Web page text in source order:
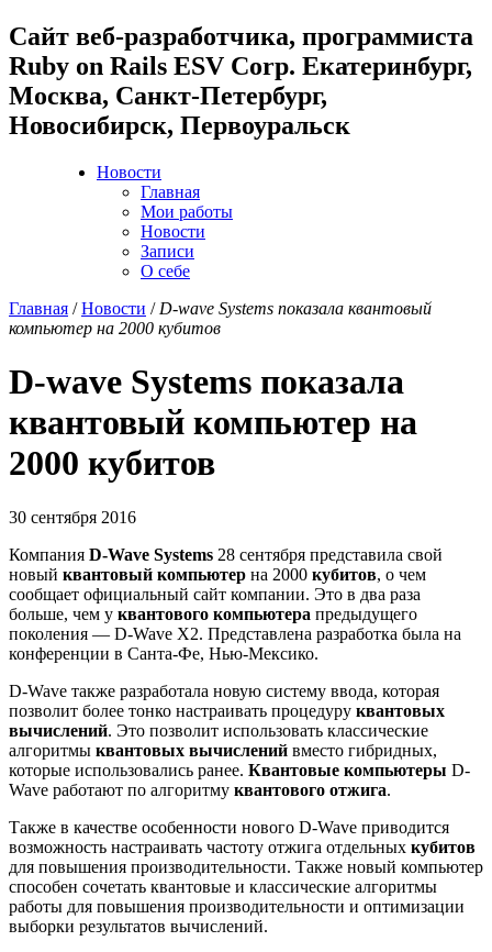
Cайт веб-разработчика, программиста
Ruby on Rails ESV Corp. Екатеринбург,
Москва, Санкт-Петербург,
Новосибирск, Первоуральск
Новости
Главная
Мои работы
Новости
Записи
О себе
Главная /Новости / D-wave Systems показала квантовый
компьютер на 2000 кубитов
D-wave Systems показала
квантовый компьютер на
2000 кубитов
30 сентября 2016
Компания D-Wave Systems 28 сентября представила свой
новый квантовый компьютер на 2000 кубитов, о чем
сообщает официальный сайт компании. Это в два раза
больше, чем у квантового компьютера предыдущего
поколения — D-Wave X2. Представлена разработка была на
конференции в Санта-Фе, Нью-Мексико.
D-Wave также разработала новую систему ввода, которая
позволит более тонко настраивать процедуру квантовых
вычислений. Это позволит использовать классические
алгоритмы квантовых вычислений вместо гибридных,
которые использовались ранее. Квантовые компьютеры D-
Wave работают по алгоритму квантового отжига.
Также в качестве особенности нового D-Wave приводится
возможность настраивать частоту отжига отдельных кубитов
для повышения производительности. Также новый компьютер
способен сочетать квантовые и классические алгоритмы
работы для повышения производительности и оптимизации
выборки результатов вычислений.